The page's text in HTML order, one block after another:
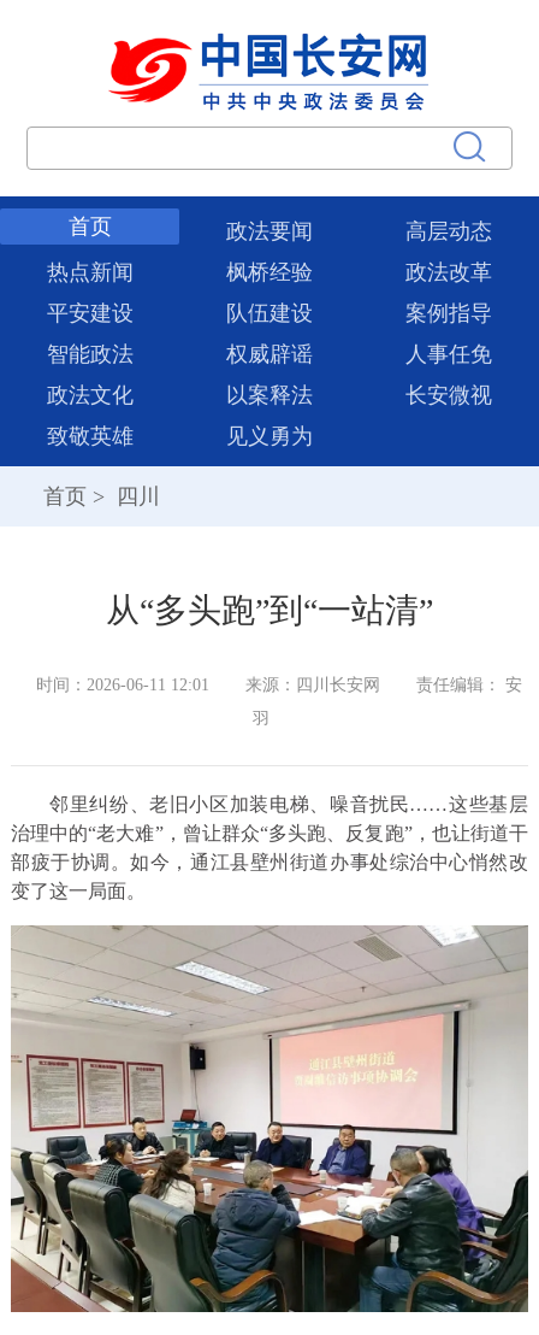
首页 政法要闻
高层动态
热点新闻
枫桥经验
政法改革
平安建设
队伍建设
案例指导
智能政法
权威辟谣
人事任免
政法文化
以案释法
长安微视
致敬英雄
见义勇为
首页 > 四川
从“多头跑”到“一站清”
时间：2026-06-11 12:01 来源：四川长安网
责任编辑： 安
羽
邻里纠纷、老旧小区加装电梯、噪音扰民……这些基层
治理中的“老大难”，曾让群众“多头跑、反复跑”，也让街道干
部疲于协调。如今，通江县壁州街道办事处综治中心悄然改
变了这一局面。